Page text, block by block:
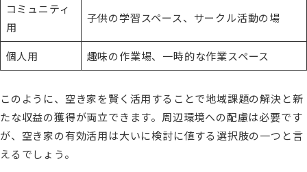
コミュニティ
用
子供の学習スペース、サークル活動の場
個人用 趣味の作業場、一時的な作業スペース
このように、空き家を賢く活用することで地域課題の解決と新
たな収益の獲得が両立できます。周辺環境への配慮は必要です
が、空き家の有効活用は大いに検討に値する選択肢の一つと言
えるでしょう。